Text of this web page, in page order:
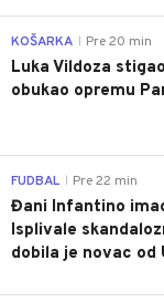
KOŠARKA Pre 20 min
Luka Vildoza
obukao opremu
FUDBAL Pre 22 min
Đani Infantino
Isplivale
dobila je novac od